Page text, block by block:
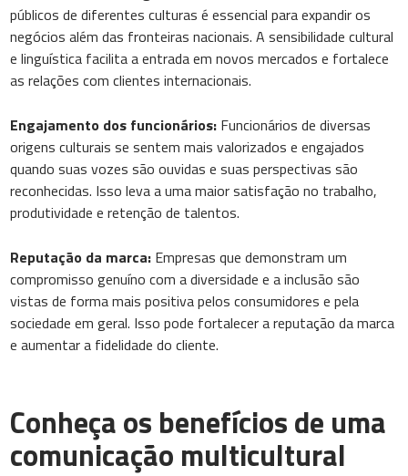
públicos de diferentes culturas é essencial para expandir os
negócios além das fronteiras nacionais. A sensibilidade cultural
e linguística facilita a entrada em novos mercados e fortalece
as relações com clientes internacionais.
Engajamento dos funcionários: Funcionários de diversas
origens culturais se sentem mais valorizados e engajados
quando suas vozes são ouvidas e suas perspectivas são
reconhecidas. Isso leva a uma maior satisfação no trabalho,
produtividade e retenção de talentos.
Reputação da marca: Empresas que demonstram um
compromisso genuíno com a diversidade e a inclusão são
vistas de forma mais positiva pelos consumidores e pela
sociedade em geral. Isso pode fortalecer a reputação da marca
e aumentar a fidelidade do cliente.
Conheça os benefícios de uma
comunicação multicultural